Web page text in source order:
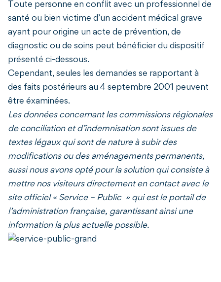
Toute personne en conflit avec un professionnel de
santé ou bien victime d’un accident médical grave
ayant pour origine un acte de prévention, de
diagnostic ou de soins peut bénéficier du dispositif
présenté ci-dessous.
Cependant, seules les demandes se rapportant à
des faits postérieurs au 4 septembre 2001 peuvent
être éxaminées.
Les données concernant les commissions régionales
de conciliation et d’indemnisation sont issues de
textes légaux qui sont de nature à subir des
modifications ou des aménagements permanents,
aussi nous avons opté pour la solution qui consiste à
mettre nos visiteurs directement en contact avec le
site officiel « Service – Public » qui est le portail de
l’administration française, garantissant ainsi une
information la plus actuelle possible.